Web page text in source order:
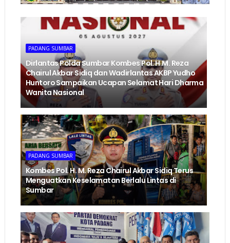
PADANG SUMBAR
Dirlantas Polda Sumbar Kombes Pol. H.M. Reza
Chairul Akbar Sidiq dan Wadirlantas AKBP Yudho
Huntoro Sampaikan Ucapan Selamat Hari Dharma
Wanita Nasional
PADANG SUMBAR
Kombes Pol. H. M. Reza Chairul Akbar Sidiq Terus
Menguatkan Keselamatan Berlalu Lintas di
Sumbar